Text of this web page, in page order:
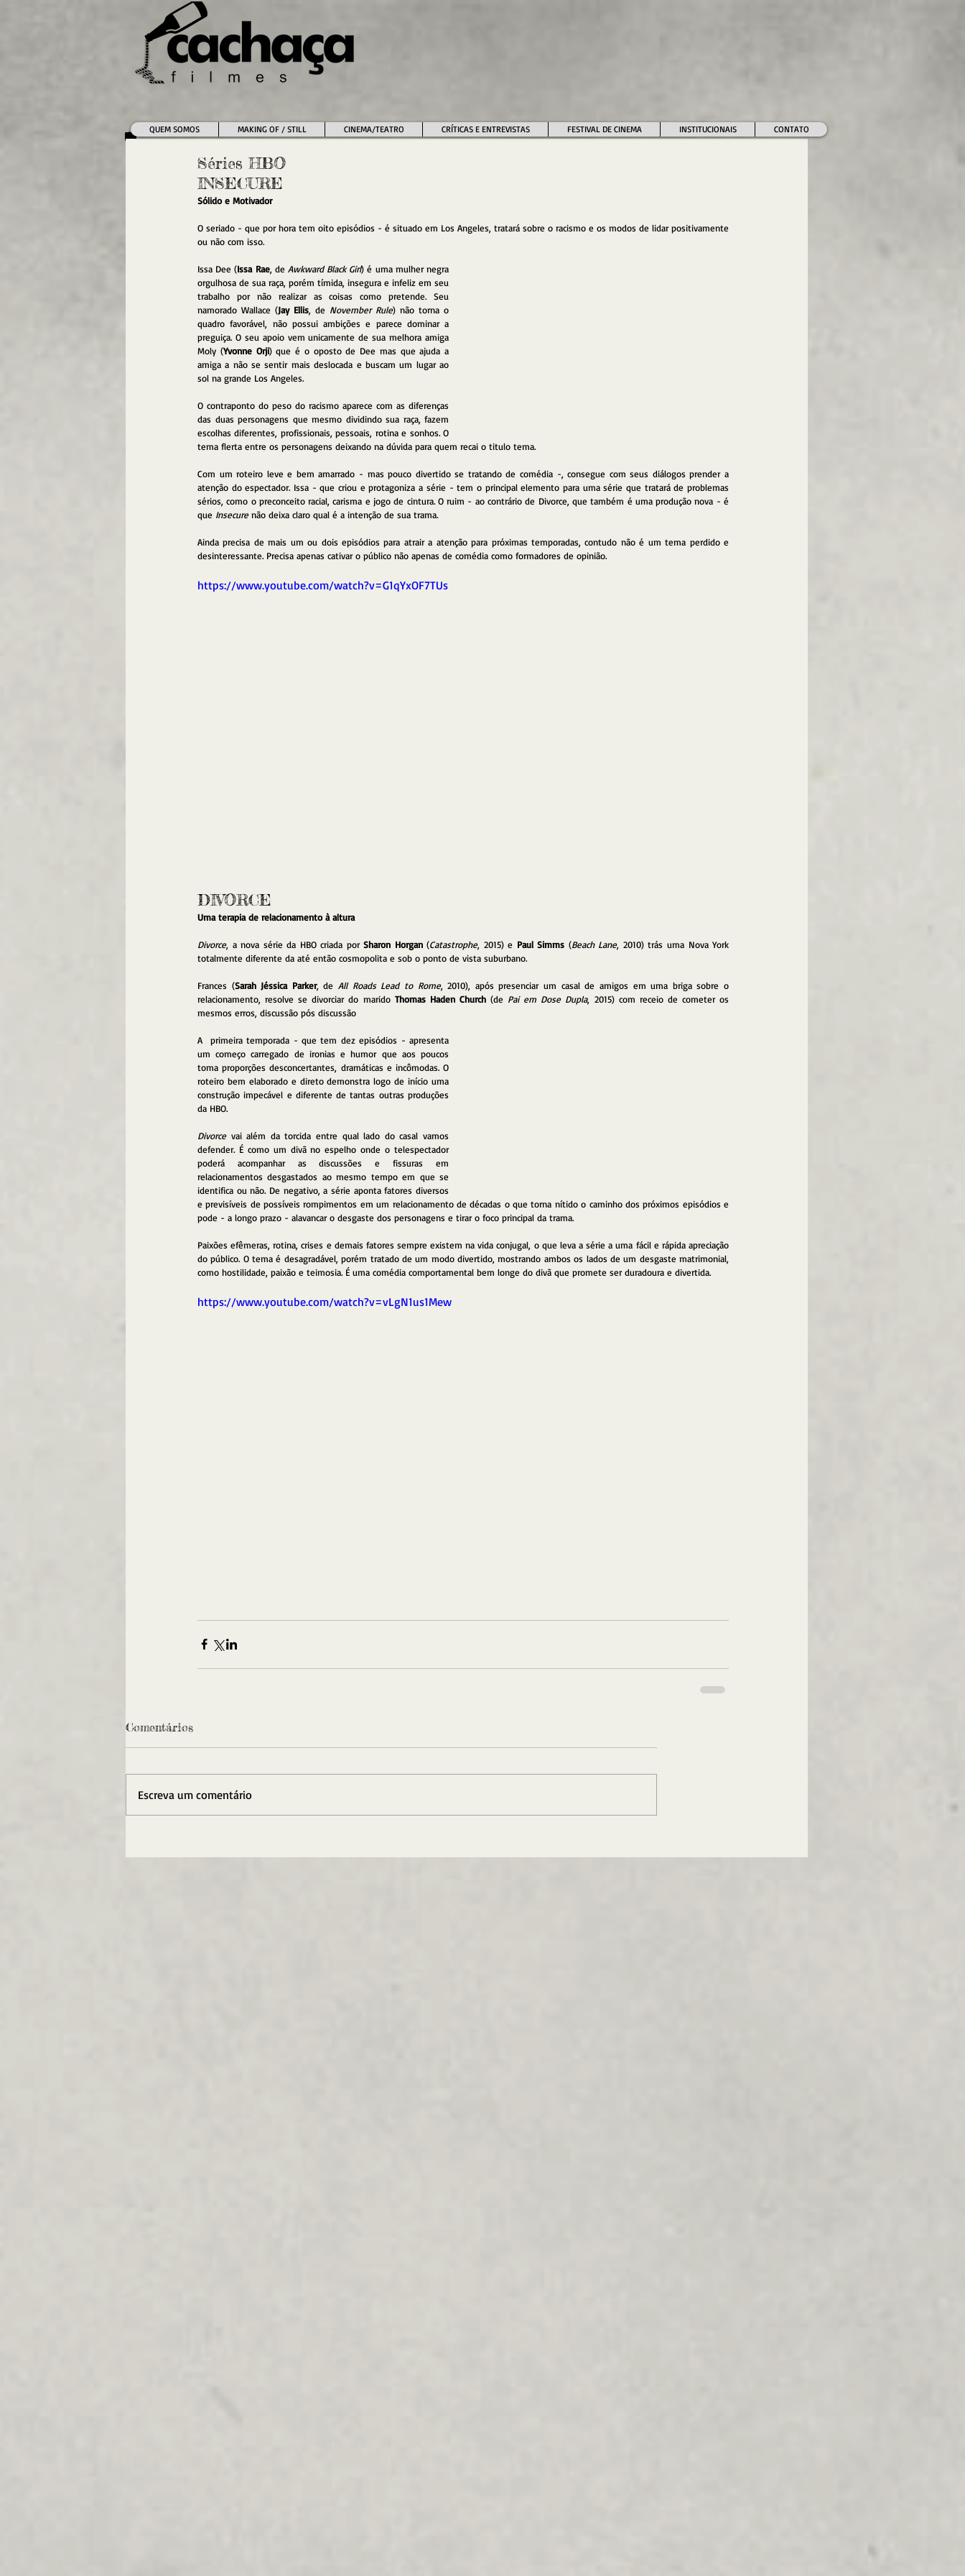
QUEM SOMOS MAKING OF / STILL CINEMA/TEATRO CRÍTICAS E ENTREVISTAS FESTIVAL DE CINEMA INSTITUCIONAIS CONTATO
Séries HBO
INSECURE
Sólido e Motivador
O seriado - que por hora tem oito episódios - é situado em Los Angeles, tratará sobre o racismo e os modos de lidar positivamente
ou não com isso.
Issa Dee (Issa Rae, de Awkward Black Girl) é uma mulher negra
orgulhosa de sua raça, porém tímida, insegura e infeliz em seu
trabalho por não realizar as coisas como pretende. Seu
namorado Wallace (Jay Ellis, de November Rule) não torna o
quadro favorável, não possui ambições e parece dominar a
preguiça. O seu apoio vem unicamente de sua melhora amiga
Moly (Yvonne Orji) que é o oposto de Dee mas que ajuda a
amiga a não se sentir mais deslocada e buscam um lugar ao
sol na grande Los Angeles.
O contraponto do peso do racismo aparece com as diferenças
das duas personagens que mesmo dividindo sua raça, fazem
escolhas diferentes, profissionais, pessoais, rotina e sonhos. O
tema flerta entre os personagens deixando na dúvida para quem recai o titulo tema.
Com um roteiro leve e bem amarrado - mas pouco divertido se tratando de comédia -, consegue com seus diálogos prender a
atenção do espectador. Issa - que criou e protagoniza a série - tem o principal elemento para uma série que tratará de problemas
sérios, como o preconceito racial, carisma e jogo de cintura. O ruim - ao contrário de Divorce, que também é uma produção nova - é
que Insecure não deixa claro qual é a intenção de sua trama.
Ainda precisa de mais um ou dois episódios para atrair a atenção para próximas temporadas, contudo não é um tema perdido e
desinteressante. Precisa apenas cativar o público não apenas de comédia como formadores de opinião.
https://www.youtube.com/watch?v=G1qYxOF7TUs
DIVORCE
Uma terapia de relacionamento à altura
Divorce, a nova série da HBO criada por Sharon Horgan (Catastrophe, 2015) e Paul Simms (Beach Lane, 2010) trás uma Nova York
totalmente diferente da até então cosmopolita e sob o ponto de vista suburbano.
Frances (Sarah Jéssica Parker, de All Roads Lead to Rome, 2010), após presenciar um casal de amigos em uma briga sobre o
relacionamento, resolve se divorciar do marido Thomas Haden Church (de Pai em Dose Dupla, 2015) com receio de cometer os
mesmos erros, discussão pós discussão
A  primeira temporada - que tem dez episódios - apresenta
um começo carregado de ironias e humor que aos poucos
toma proporções desconcertantes, dramáticas e incômodas. O
roteiro bem elaborado e direto demonstra logo de início uma
construção impecável e diferente de tantas outras produções
da HBO.
Divorce vai além da torcida entre qual lado do casal vamos
defender. É como um divã no espelho onde o telespectador
poderá acompanhar as discussões e fissuras em
relacionamentos desgastados ao mesmo tempo em que se
identifica ou não. De negativo, a série aponta fatores diversos
e previsíveis de possíveis rompimentos em um relacionamento de décadas o que torna nítido o caminho dos próximos episódios e
pode - a longo prazo - alavancar o desgaste dos personagens e tirar o foco principal da trama.
Paixões efêmeras, rotina, crises e demais fatores sempre existem na vida conjugal, o que leva a série a uma fácil e rápida apreciação
do público. O tema é desagradável, porém tratado de um modo divertido, mostrando ambos os lados de um desgaste matrimonial,
como hostilidade, paixão e teimosia. É uma comédia comportamental bem longe do divã que promete ser duradoura e divertida.
https://www.youtube.com/watch?v=vLgN1us1Mew
Comentários
Escreva um comentário